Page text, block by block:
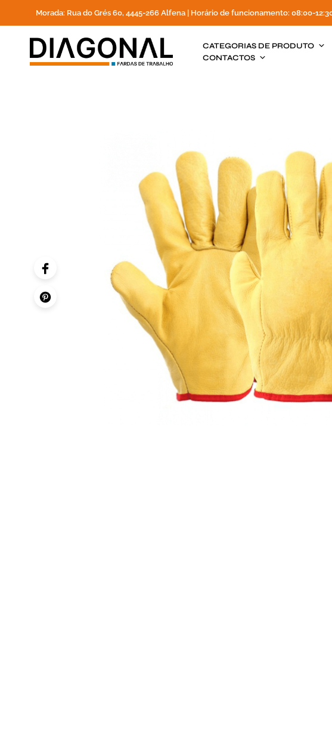
Morada: Rua do Grés 60, 4445-266 Alfena | Horário de funcionamento: 08:00-
CATEGORIAS DE PRODUTO
CONTACTOS